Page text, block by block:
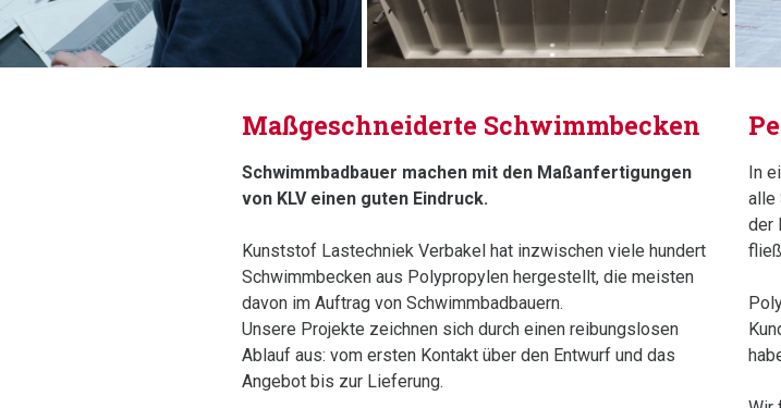
Maßgeschneiderte Schwimmbecken
Schwimmbadbauer machen mit den Maßanfertigungen
von KLV einen guten Eindruck.
Kunststof Lastechniek Verbakel hat inzwischen viele hundert
Schwimmbecken aus Polypropylen hergestellt, die meisten
davon im Auftrag von Schwimmbadbauern.
Unsere Projekte zeichnen sich durch einen reibungslosen
Ablauf aus: vom ersten Kontakt über den Entwurf und das
Angebot bis zur Lieferung.
In
alle
der